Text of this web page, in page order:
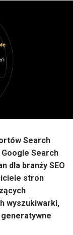
Search
Search
dla branży SEO
stron
wyszukiwarki,